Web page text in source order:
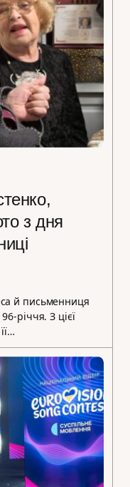
з дня
й письменниця
річчя. З цієї